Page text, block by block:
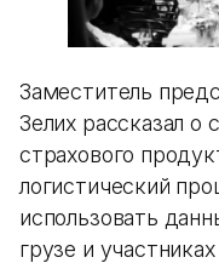
Заместитель
Зелих рассказал о
страхового
логистический
использовать
грузе и